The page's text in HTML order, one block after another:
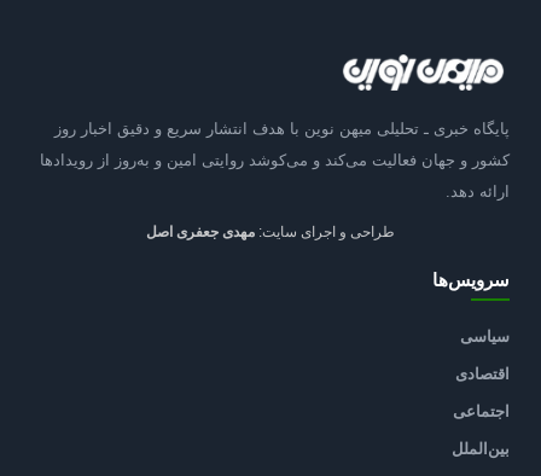
پایگاه خبری ـ تحلیلی میهن نوین با هدف انتشار سریع و دقیق اخبار روز
کشور و جهان فعالیت می‌کند و می‌کوشد روایتی امین و به‌روز از رویدادها
ارائه دهد.
طراحی و اجرای سایت: مهدی جعفری اصل
سرویس‌ها
سیاسی
اقتصادی
اجتماعی
بین‌الملل